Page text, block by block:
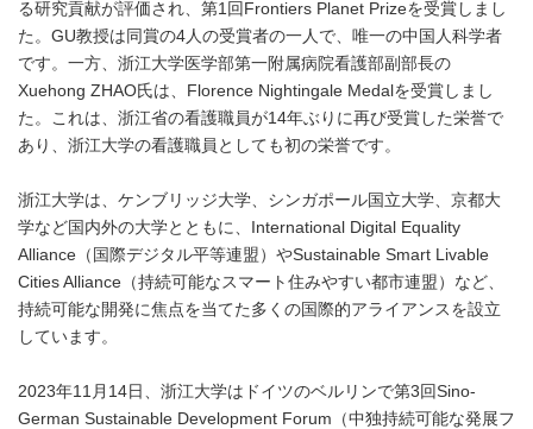
る研究貢献が評価され、第1回Frontiers Planet Prizeを受賞しまし
た。GU教授は同賞の4人の受賞者の一人で、唯一の中国人科学者
です。一方、浙江大学医学部第一附属病院看護部副部長の
Xuehong ZHAO氏は、Florence Nightingale Medalを受賞しまし
た。これは、浙江省の看護職員が14年ぶりに再び受賞した栄誉で
あり、浙江大学の看護職員としても初の栄誉です。
浙江大学は、ケンブリッジ大学、シンガポール国立大学、京都大
学など国内外の大学とともに、International Digital Equality
Alliance（国際デジタル平等連盟）やSustainable Smart Livable
Cities Alliance（持続可能なスマート住みやすい都市連盟）など、
持続可能な開発に焦点を当てた多くの国際的アライアンスを設立
しています。
2023年11月14日、浙江大学はドイツのベルリンで第3回Sino-
German Sustainable Development Forum（中独持続可能な発展フ